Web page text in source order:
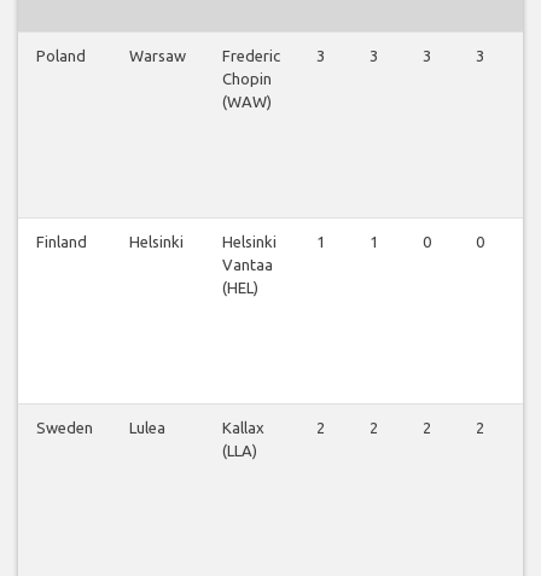
Poland Warsaw
Frederic
Chopin
(WAW)
3 3 3 3
Finland Helsinki
Helsinki
Vantaa
(HEL)
1 1 0 0
Sweden Lulea
Kallax
(LLA)
2 2 2 2